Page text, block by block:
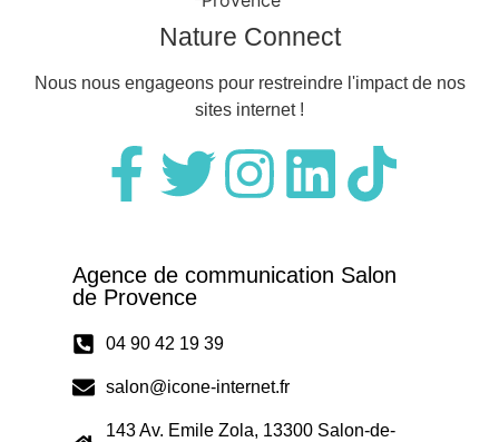
Nature Connect
Nous nous engageons pour restreindre l'impact de nos
sites internet !
Agence de communication Salon
de Provence
04 90 42 19 39
salon@icone-internet.fr
143 Av. Emile Zola, 13300 Salon-de-